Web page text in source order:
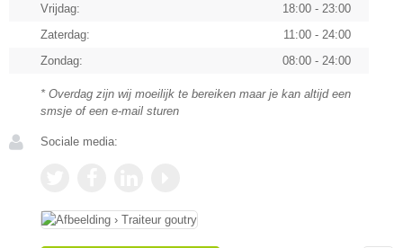
Vrijdag:
18:00 - 23:00
Zaterdag:
11:00 - 24:00
Zondag:
08:00 - 24:00
* Overdag zijn wij moeilijk te bereiken maar je kan altijd een
smsje of een e-mail sturen
Sociale media: